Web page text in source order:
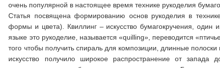
очень популярной в настоящее время технике рукоделия
Статья посвящена формированию основ рукоделия в
формы и цвета). Квиллинг – искусство бумагокручения, один
языке это рукоделие, называется «quilling», переводится
того чтобы получить спираль для композиции, длинные
искусство получило широкое распространение от